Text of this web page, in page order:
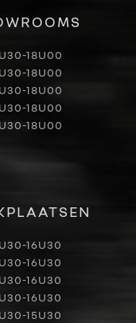
18U00
18U00
18U00
18U00
18U00
16U30
16U30
16U30
16U30
15U30